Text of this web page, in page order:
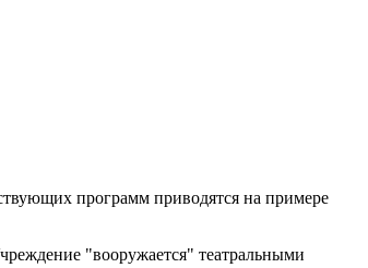
программ приводятся на примере
"вооружается" театральными